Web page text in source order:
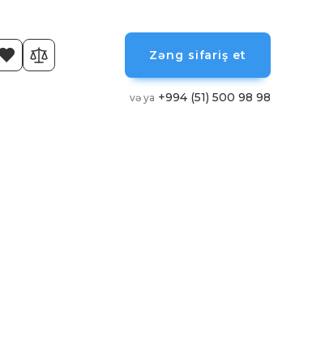
Zəng sifariş et
və ya +994 (51) 500 98 98